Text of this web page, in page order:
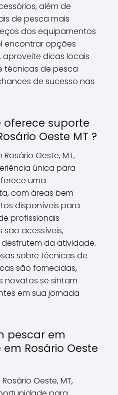
além de
de pesca mais
dos equipamentos
encontrar opções
aproveite dicas locais
técnicas de pesca
de sucesso nas
oferece suporte
Oeste MT ?
Oeste, MT,
única para
uma
com áreas bem
disponíveis para
profissionais
são acessíveis,
da atividade.
sobre técnicas de
são fornecidas,
novatos se sintam
em sua jornada
pescar em
Rosário Oeste
Oeste, MT,